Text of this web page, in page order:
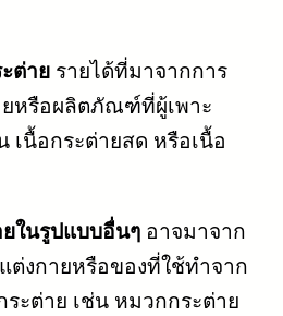
ต่าย รายได้ที่มาจากการ
ยหรือผลิตภัณฑ์ที่ผู้เพาะ
เนื้อกระต่ายสด หรือเนื้อ
ในรูปแบบอื่นๆ อาจมาจาก
ต่งกายหรือของที่ใช้ทำจาก
ะต่าย เช่น หมวกกระต่าย